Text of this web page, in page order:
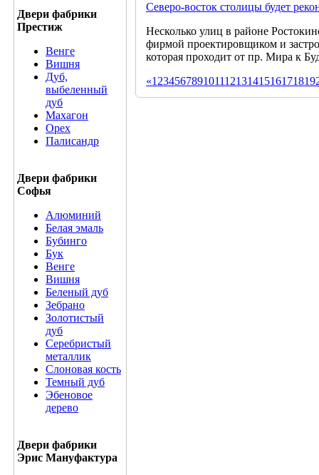
Двери фабрики
Престиж
Венге
Вишня
Дуб,
выбеленный
дуб
Махагон
Орех
Палисандр
Двери фабрики
Софья
Алюминий
Белая эмаль
Бубинго
Бук
Венге
Вишня
Беленый дуб
Зебрано
Золотистый
дуб
Серебристый
металлик
Слоновая кость
Темный дуб
Эбеновое
дерево
Двери фабрики
Эрис Мануфактура
Северо-восток столицы будет
Несколько улиц в районе
фирмой проектировщиком и
которая проходит от пр. Мира к
«1 2345678910111213141516171819